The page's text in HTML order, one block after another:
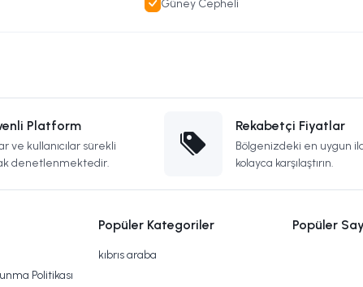
Güney Cepheli
Platform
ve kullanıcılar sürekli
denetlenmektedir.
Rekabetçi Fiyatlar
Bölgenizdeki en uygun
kolayca karşılaştırın.
Politikası
Popüler Kategoriler
kıbrıs araba
Popüler